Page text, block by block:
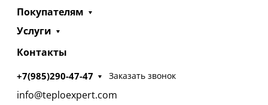
Покупателям
Услуги
Контакты
+7(985)290-47-47 Заказать звонок
info@teploexpert.com